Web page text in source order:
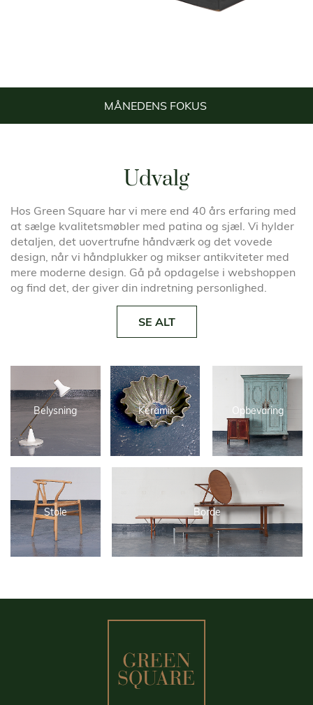
MÅNEDENS FOKUS
Belysning Keramik Opbevaring
Stole Borde
Udvalg
Hos Green Square har vi mere end 40 års erfaring med
at sælge kvalitetsmøbler med patina og sjæl. Vi hylder
detaljen, det uovertrufne håndværk og det vovede
design, når vi håndplukker og mikser antikviteter med
mere moderne design. Gå på opdagelse i webshoppen
og find det, der giver din indretning personlighed.
SE ALT